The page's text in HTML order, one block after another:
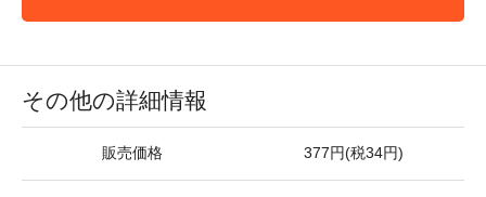
その他の詳細情報
販売価格 377円(税34円)